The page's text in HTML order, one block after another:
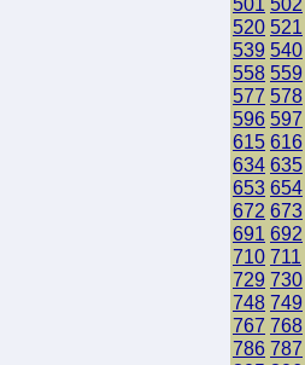
520 521
539 540
558 559
577 578
596 597
615 616
634 635
653 654
672 673
691 692
710 711
729 730
748 749
767 768
786 787